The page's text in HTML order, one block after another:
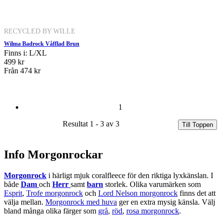
RECYCLED BY WILLE
Wilma Badrock Våfflad Brun
Finns i: L/XL
499 kr
Från 474 kr
1
Resultat 1 - 3 av 3
Till Toppen
Info Morgonrockar
Morgonrock i härligt mjuk coralfleece för den riktiga lyxkänslan. I
både Dam och Herr samt barn storlek. Olika varumärken som
Esprit, Trofe morgonrock och Lord Nelson morgonrock finns det att
välja mellan. Morgonrock med huva ger en extra mysig känsla. Välj
bland många olika färger som grå, röd, rosa morgonrock.